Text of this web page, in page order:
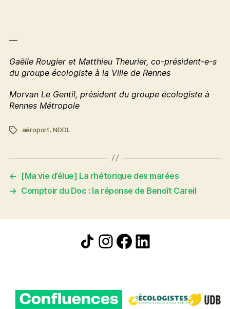
—
Gaëlle Rougier et Matthieu Theurier, co-président-e-s
du groupe écologiste à la Ville de Rennes
Morvan Le Gentil, président du groupe écologiste à
Rennes Métropole
Étiquettes
aéroport,NDDL
← [Ma vie d’élue] La rhétorique des marées
→ Comptoir du Doc : la réponse de Benoît Careil
Icône de partage
Instagram
Facebook
LinkedIn